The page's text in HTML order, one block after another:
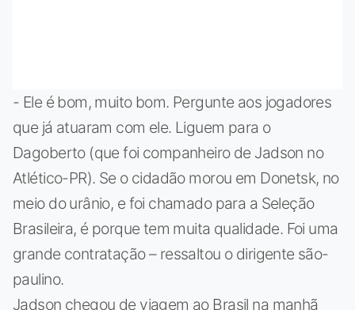
- Ele é bom, muito bom. Pergunte aos jogadores
que já atuaram com ele. Liguem para o
Dagoberto (que foi companheiro de Jadson no
Atlético-PR). Se o cidadão morou em Donetsk, no
meio do urânio, e foi chamado para a Seleção
Brasileira, é porque tem muita qualidade. Foi uma
grande contratação – ressaltou o dirigente são-
paulino.
Jadson chegou de viagem ao Brasil na manhã